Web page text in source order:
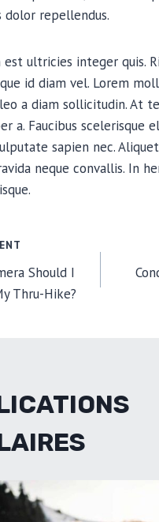
dolor repellendus.
est ultricies integer quis.
id diam vel. Lorem
a diam sollicitudin. At
a. Faucibus scelerisque
sapien nec.
neque convallis. In
Should I
Thru-Hike?